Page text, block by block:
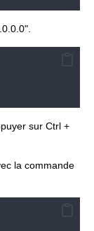
sur Ctrl +
la commande